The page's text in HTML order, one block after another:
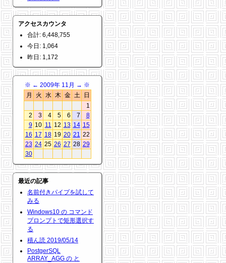
アクセスカウンタ
合計: 6,448,755
今日: 1,064
昨日: 1,172
※ ← 2009年 11月 → ※
月
火 水 木 金 土
日
1
2
3 4 5 6 7
8
9 10 11 12 13 14 15
16 17 18 19 20 21 22
23 24 25 26 27 28 29
30
最近の記事
名前付きパイプを試して
みる
Windows10 の コマンド
プロンプトで矩形選択す
る
積ん読 2019/05/14
PostgerSQL
ARRAY_AGG の と